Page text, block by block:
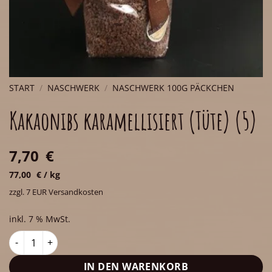
START / NASCHWERK / NASCHWERK 100G PÄCKCHEN
Kakaonibs karamellisiert (Tüte) (5)
7,70 €
77,00 € / kg
zzgl. 7 EUR Versandkosten
inkl. 7 % MwSt.
Kakaonibs karamellisiert (Tüte) (5) Menge
IN DEN WARENKORB